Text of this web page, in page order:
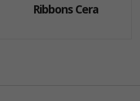
Ribbons Cera